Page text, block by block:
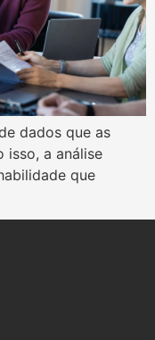
dados que as
isso, a análise
que